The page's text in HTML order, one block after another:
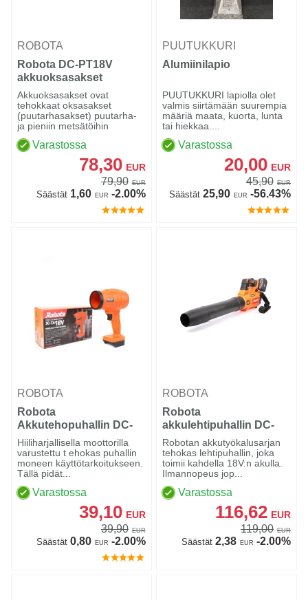
ROBOTA
Robota DC-PT18V
akkuoksasakset
Akkuoksasakset ovat
tehokkaat oksasakset
(puutarhasakset) puutarha-
ja pieniin metsätöihin
Varastossa
78,30 EUR
79,90 EUR
Säästät1,60 EUR -2.00%
PUUTUKKURI
Alumiinilapio
PUUTUKKURI lapiolla olet
valmis siirtämään suurempia
määriä maata, kuorta, lunta
tai hiekkaa....
Varastossa
20,00 EUR
45,90 EUR
Säästät25,90 EUR -56.43%
ROBOTA
Robota
Akkutehopuhallin DC-
TA18V runko
Hiiliharjallisella moottorilla
varustettu t ehokas puhallin
moneen käyttötarkoitukseen.
Tällä pidät...
Varastossa
39,10 EUR
39,90 EUR
Säästät0,80 EUR -2.00%
ROBOTA
Robota
akkulehtipuhallin DC-
LB36V runko
Robotan akkutyökalusarjan
tehokas lehtipuhallin, joka
toimii kahdella 18V:n akulla.
Ilmannopeus jop...
Varastossa
116,62 EUR
119,00 EUR
Säästät2,38 EUR -2.00%